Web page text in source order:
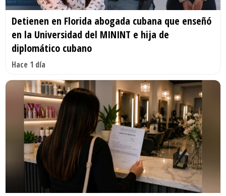
Detienen en Florida abogada cubana que enseñó
en la Universidad del MININT e hija de
diplomático cubano
Hace 1 día